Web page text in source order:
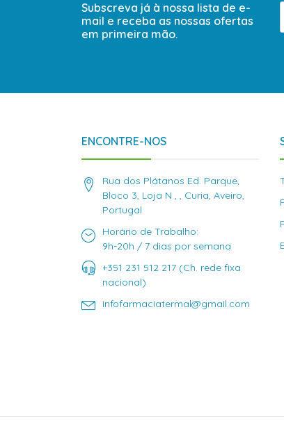
Subscreva já à nossa lista de e-
mail e receba as nossas ofertas
em primeira mão.
ENCONTRE-NOS
Rua dos Plátanos Ed. Parque,
Bloco 3, Loja N , , Curia, Aveiro,
Portugal
Horário de Trabalho:
9h-20h / 7 dias por semana
+351 231 512 217 (Ch. rede fixa
nacional)
infofarmaciatermal@gmail.com